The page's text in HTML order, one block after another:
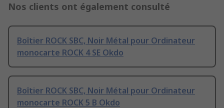
Nos clients ont également consulté
Boîtier ROCK SBC, Noir Métal pour Ordinateur
monocarte ROCK 4 SE Okdo
Boîtier ROCK SBC, Noir Métal pour Ordinateur
monocarte ROCK 5 B Okdo